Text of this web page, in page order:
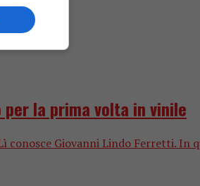
per la prima volta in vinile
conosce Giovanni Lindo Ferretti. In